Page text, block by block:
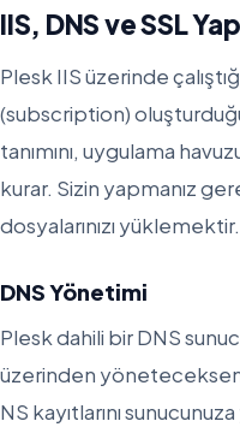
IIS, DNS ve SSL
Plesk IIS üzerinde
(subscription)
tanımını, uygulama
kurar. Sizin yapmanız
dosyalarınızı yüklemektir.
DNS Yönetimi
Plesk dahili bir DNS
üzerinden
NS kayıtlarını